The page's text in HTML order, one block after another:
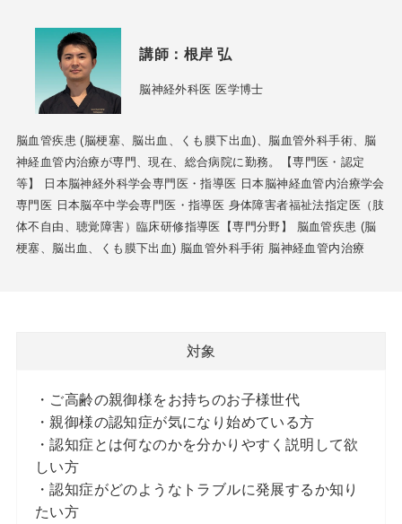
講師： 根岸 弘
脳神経外科医 医学博士
脳血管疾患 (脳梗塞、脳出血、くも膜下出血)、脳血管外科手術、脳
神経血管内治療が専門、現在、総合病院に勤務。【専門医・認定
等】 日本脳神経外科学会専門医・指導医 日本脳神経血管内治療学会
専門医 日本脳卒中学会専門医・指導医 身体障害者福祉法指定医（肢
体不自由、聴覚障害）臨床研修指導医【専門分野】 脳血管疾患 (脳
梗塞、脳出血、くも膜下出血) 脳血管外科手術 脳神経血管内治療
対象
・ご高齢の親御様をお持ちのお子様世代
・親御様の認知症が気になり始めている方
・認知症とは何なのかを分かりやすく説明して欲
しい方
・認知症がどのようなトラブルに発展するか知り
たい方